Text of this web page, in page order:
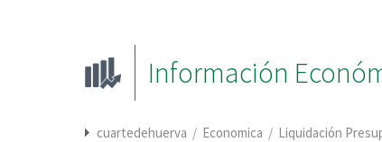
Información
cuartedehuerva / Economica / Liquidación